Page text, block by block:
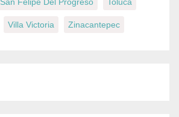
Villa Victoria Zinacantepec